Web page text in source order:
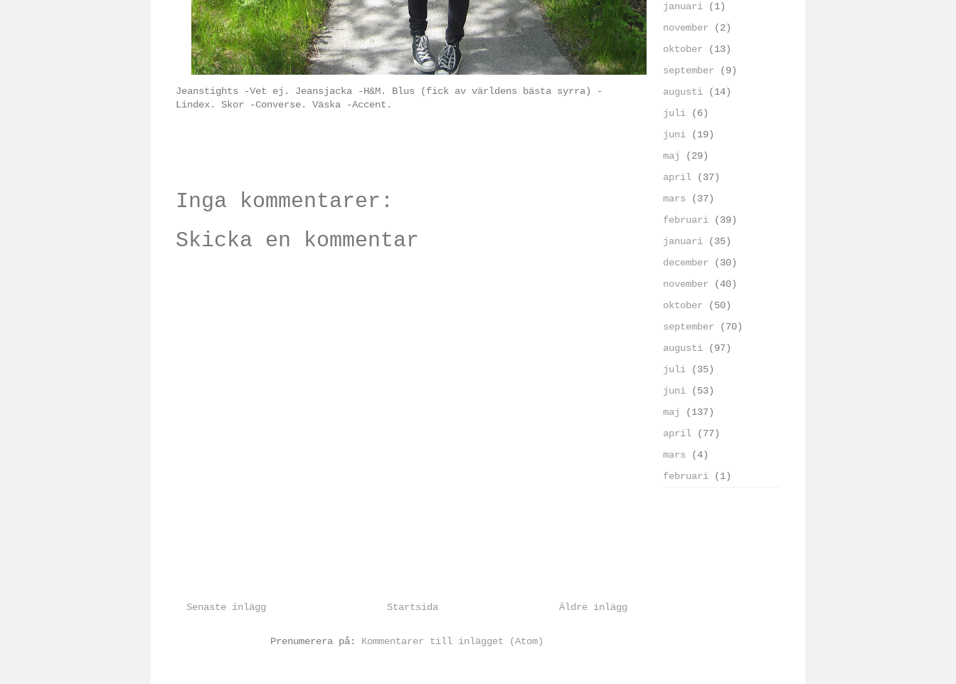
Jeanstights -Vet ej. Jeansjacka -H&M. Blus (fick av världens bästa syrra) -
Lindex. Skor -Converse. Väska -Accent.
Inga kommentarer:
Skicka en kommentar
Senaste inlägg Äldre inlägg
Startsida
Prenumerera på: Kommentarer till inlägget (Atom)
januari (1)
november (2)
oktober (13)
september (9)
augusti (14)
juli (6)
juni (19)
maj
(29)
april (37)
mars (37)
februari (39)
januari (35)
december (30)
november (40)
oktober (50)
september (70)
augusti (97)
juli (35)
juni (53)
maj
(137)
april (77)
mars (4)
februari (1)